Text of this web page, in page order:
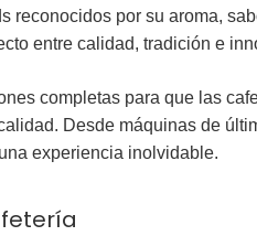
reconocidos por su aroma,
entre calidad, tradición e
completas para que las
Desde máquinas de
experiencia inolvidable.